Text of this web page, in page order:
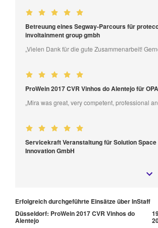
Betreuung eines Segway-Parcours für
involtainment group gmbh
„Vielen Dank für die gute Zusammenarbeit!
ProWein 2017 CVR Vinhos do Alentejo für
„Mira was great, very competent, professional
Servicekraft Veranstaltung für Solution Space
Innovation GmbH
Erfolgreich durchgeführte Einsätze über InStaff
Düsseldorf: ProWein 2017 CVR Vinhos do
Alentejo